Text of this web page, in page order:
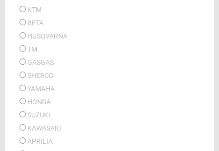
KTM
BETA
HUSQVARNA
TM
GASGAS
SHERCO
YAMAHA
HONDA
SUZUKI
KAWASAKI
APRILIA